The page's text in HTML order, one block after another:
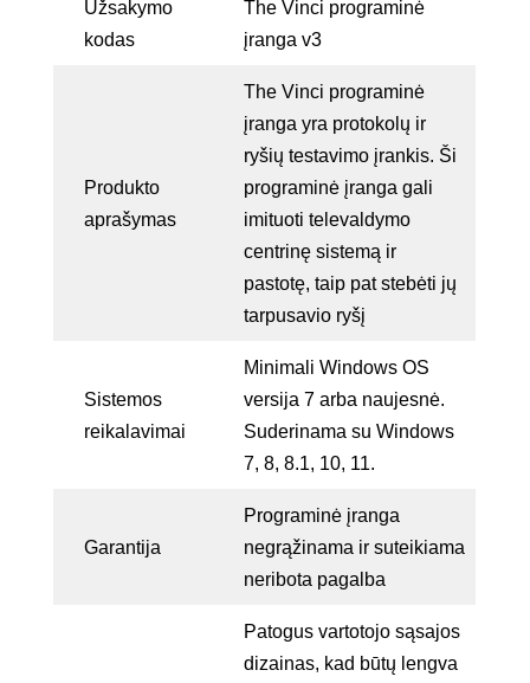
Užsakymo
kodas
The Vinci programinė
įranga v3
Produkto
aprašymas
The Vinci programinė
įranga yra protokolų ir
ryšių testavimo įrankis. Ši
programinė įranga gali
imituoti televaldymo
centrinę sistemą ir
pastotę, taip pat stebėti jų
tarpusavio ryšį
Sistemos
reikalavimai
Minimali Windows OS
versija 7 arba naujesnė.
Suderinama su Windows
7, 8, 8.1, 10, 11.
Garantija
Programinė įranga
negrąžinama ir suteikiama
neribota pagalba
Patogus vartotojo sąsajos
dizainas, kad būtų lengva